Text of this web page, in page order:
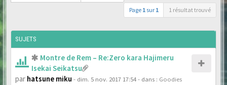
Page 1 sur 1 1 résultat trouvé
SUJETS
Montre de Rem – Re:Zero kara Hajimeru
Isekai Seikatsu
par hatsune miku - dim. 5 nov. 2017 17:54- dans : Goodies